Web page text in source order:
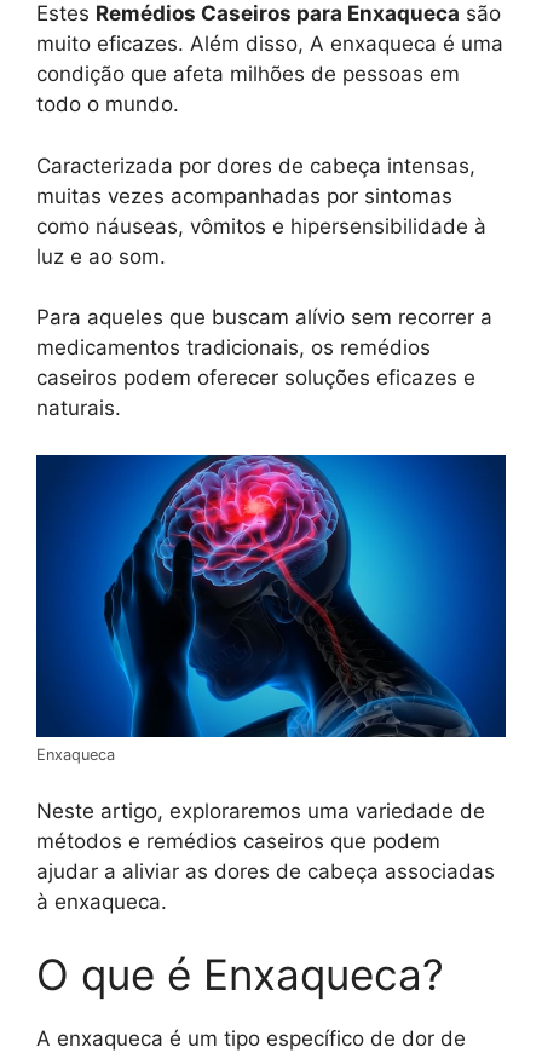
Estes Remédios Caseiros para Enxaqueca são
muito eficazes. Além disso, A enxaqueca é uma
condição que afeta milhões de pessoas em
todo o mundo.
Caracterizada por dores de cabeça intensas,
muitas vezes acompanhadas por sintomas
como náuseas, vômitos e hipersensibilidade à
luz e ao som.
Para aqueles que buscam alívio sem recorrer a
medicamentos tradicionais, os remédios
caseiros podem oferecer soluções eficazes e
naturais.
Enxaqueca
Neste artigo, exploraremos uma variedade de
métodos e remédios caseiros que podem
ajudar a aliviar as dores de cabeça associadas
à enxaqueca.
O que é Enxaqueca?
A enxaqueca é um tipo específico de dor de